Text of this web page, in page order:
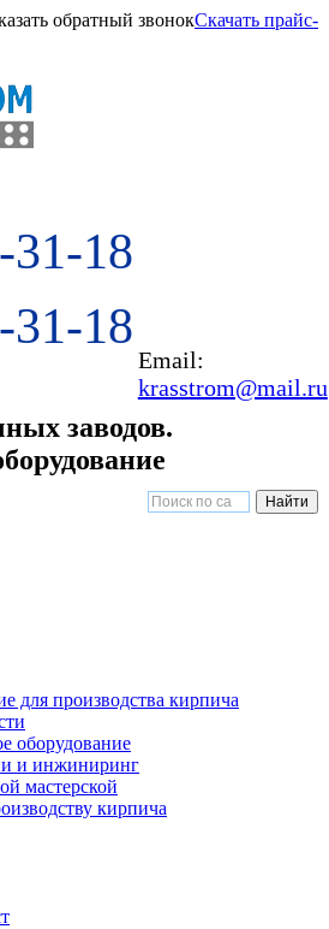
обратный звонокСкачать прайс-
31-18
31-18
Email:
krasstrom@mail.ru
заводов.
для производства кирпича
оборудование
и инжиниринг
мастерской
кирпича